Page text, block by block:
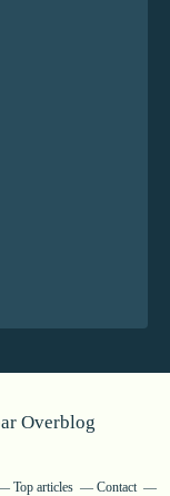
Overblog
Top articles Contact